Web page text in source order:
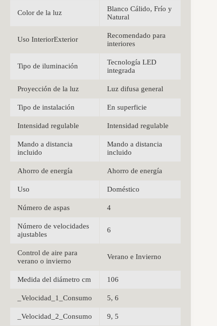
Color de la luz
Blanco Cálido, Frío y
Natural
Uso InteriorExterior
Recomendado para
interiores
Tipo de iluminación
Tecnología LED
integrada
Proyección de la luz Luz difusa general
Tipo de instalación En superficie
Intensidad regulable Intensidad regulable
Mando a distancia
incluido
Mando a distancia
incluido
Ahorro de energía Ahorro de energía
Uso Doméstico
Número de aspas 4
Número de velocidades
ajustables
6
Control de aire para
verano o invierno
Verano e Invierno
Medida del diámetro cm 106
_Velocidad_1_Consumo 5, 6
_Velocidad_2_Consumo 9, 5